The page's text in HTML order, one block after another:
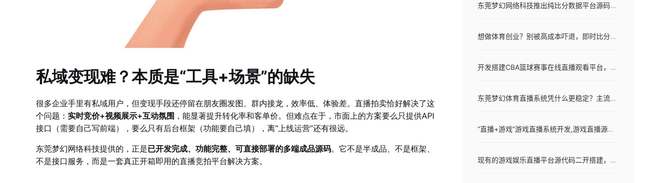
私域变现难？本质是“工具+场景”的缺失
很多企业手里有私域用户，但变现手段还停留在朋友圈发图、群内接龙，效率低、体验差。直播拍卖恰好解决了这
个问题： 实时竞价+视频展示+互动氛围 ，能显著提升转化率和客单价。但难点在于，市面上的方案要么只提供API
接口（需要自己写前端），要么只有后台框架（功能要自己填），离“上线运营”还有很远。
东莞梦幻网络科技提供的，正是已开发完成、功能完整、可直接部署的多端成品源码。它不是半成品、不是框架、
不是接口服务，而是一套真正开箱即用的直播竞拍平台解决方案。
东莞梦幻网络科技推出纯比分数据平台源码：多端成品、毫秒同步、全开源可部署
想做体育创业？别被高成本吓退，即时比分系统轻松起步！
开发搭建CBA篮球赛事在线直播观看平台，源码方案吸引更多流量和提高用户黏性
东莞梦幻体育直播系统凭什么更稳定？主流语言+自由开发修改
“直播+游戏”游戏直播系统开发,游戏直播源码,手游直播APP开发成品源码
现有的游戏娱乐直播平台源代码二开搭建，省钱又省时间